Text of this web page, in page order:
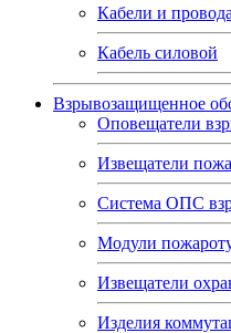
Кабели и
Кабель силовой
Взрывозащищенное
Оповещатели
Извещатели
Система ОПС
Модули
Извещатели
Изделия